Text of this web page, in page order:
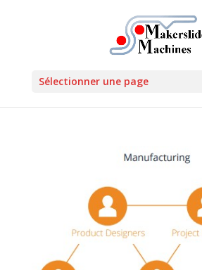
Sélectionner une page